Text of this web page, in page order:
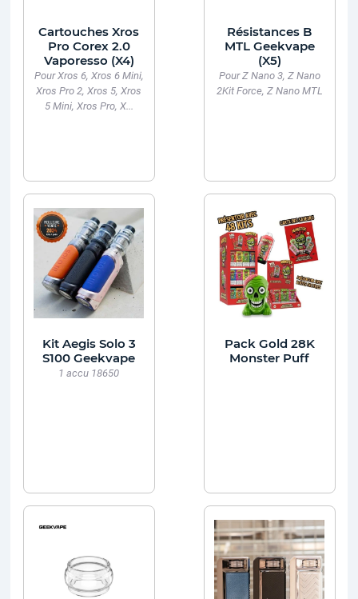
Cartouches Xros
Pro Corex 2.0
Vaporesso (X4)
Pour Xros 6, Xros 6 Mini,
Xros Pro 2, Xros 5, Xros
5 Mini, Xros Pro, X...
Résistances B
MTL Geekvape
(X5)
Pour Z Nano 3, Z Nano
2Kit Force, Z Nano MTL
Kit Aegis Solo 3
S100 Geekvape
1 accu 18650
Pack Gold 28K
Monster Puff